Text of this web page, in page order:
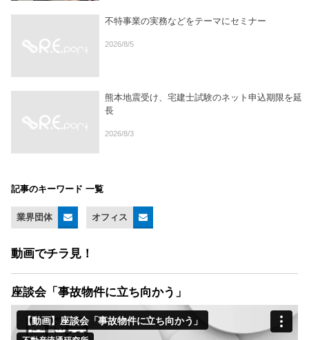
不特事業の実務などをテーマにセミナー
2026/8/5
熊本地震受け、宅建士試験のネット申込期限を延
長
2026/8/3
記事のキーワード 一覧
業界団体 オフィス
動画でチラ見！
座談会「事故物件に立ち向かう」